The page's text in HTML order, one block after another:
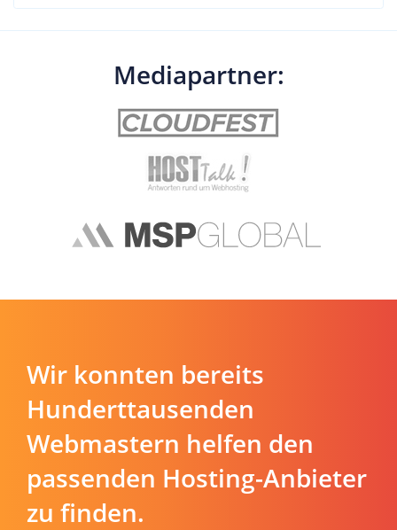
Mediapartner:
Wir konnten bereits
Hunderttausenden
Webmastern helfen den
passenden Hosting-Anbieter
zu finden.